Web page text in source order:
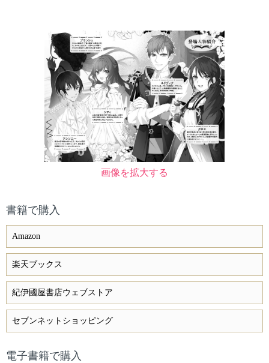
画像を拡大する
書籍で購入
Amazon
楽天ブックス
紀伊國屋書店ウェブストア
セブンネットショッピング
電子書籍で購入